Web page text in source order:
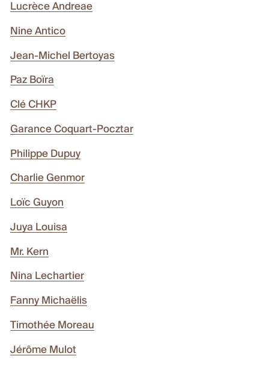
Lucrèce Andreae
Nine Antico
Jean-Michel Bertoyas
Paz Boïra
Clé CHKP
Garance Coquart-Pocztar
Philippe Dupuy
Charlie Genmor
Loïc Guyon
Juya Louisa
Mr. Kern
Nina Lechartier
Fanny Michaëlis
Timothée Moreau
Jérôme Mulot